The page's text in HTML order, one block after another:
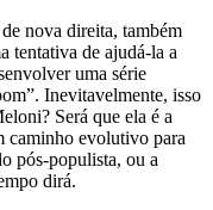
nova direita, também
tentativa de ajudá-la a
uma série
Inevitavelmente, isso
Será que ela é a
caminho evolutivo para
pós-populista, ou a
dirá.